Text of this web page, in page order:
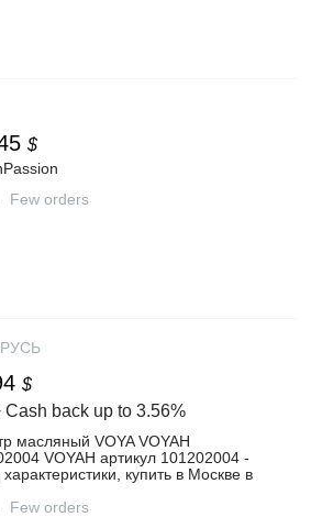
$
Few orders
$
Cash back up to 3.56%
масляный VOYA VOYAH
VOYAH артикул 101202004 -
купить в Москве в
Few orders